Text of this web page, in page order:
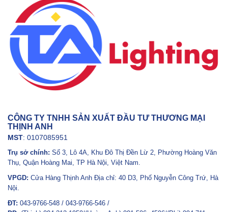
CÔNG TY TNHH SẢN XUẤT ĐẦU TƯ THƯƠNG MẠI
THỊNH ANH
MST: 0107085951
Trụ sở chính: Số 3, Lô 4A, Khu Đô Thị Đền Lừ 2, Phường Hoàng Văn
Thụ, Quận Hoàng Mai, TP Hà Nội, Việt Nam.
VPGD: Cửa Hàng Thịnh Anh Địa chỉ: 40 D3, Phố Nguyễn Công Trứ, Hà
Nội.
ĐT: 043-9766-548 / 043-9766-546 /